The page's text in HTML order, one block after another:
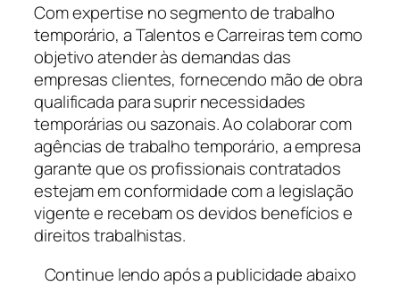
Com expertise no segmento de trabalho
temporário, a Talentos e Carreiras tem como
objetivo atender às demandas das
empresas clientes, fornecendo mão de obra
qualificada para suprir necessidades
temporárias ou sazonais. Ao colaborar com
agências de trabalho temporário, a empresa
garante que os profissionais contratados
estejam em conformidade com a legislação
vigente e recebam os devidos benefícios e
direitos trabalhistas.
Continue lendo após a publicidade abaixo